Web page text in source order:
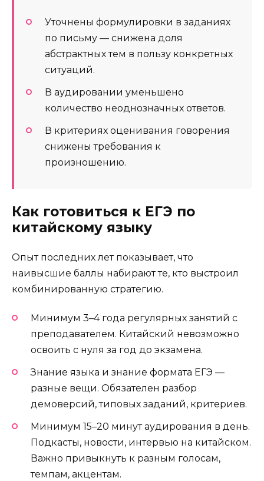
Уточнены формулировки в заданиях
по письму — снижена доля
абстрактных тем в пользу конкретных
ситуаций.
В аудировании уменьшено
количество неоднозначных ответов.
В критериях оценивания говорения
снижены требования к
произношению.
Как готовиться к ЕГЭ по
китайскому языку
Опыт последних лет показывает, что
наивысшие баллы набирают те, кто выстроил
комбинированную стратегию.
Минимум 3–4 года регулярных занятий с
преподавателем. Китайский невозможно
освоить с нуля за год до экзамена.
Знание языка и знание формата ЕГЭ —
разные вещи. Обязателен разбор
демоверсий, типовых заданий, критериев.
Минимум 15–20 минут аудирования в день.
Подкасты, новости, интервью на китайском.
Важно привыкнуть к разным голосам,
темпам, акцентам.